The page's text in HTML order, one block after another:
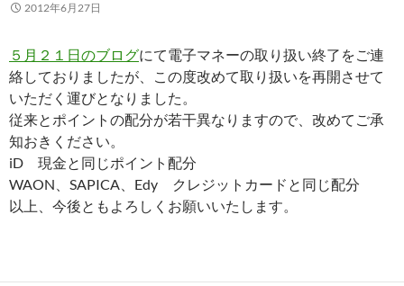
2012年6月27日
５月２１日のブログにて電子マネーの取り扱い終了をご連
絡しておりましたが、この度改めて取り扱いを再開させて
いただく運びとなりました。
従来とポイントの配分が若干異なりますので、改めてご承
知おきください。
iD 現金と同じポイント配分
WAON、SAPICA、Edy クレジットカードと同じ配分
以上、今後ともよろしくお願いいたします。